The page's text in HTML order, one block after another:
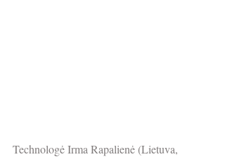
Technologė Irma Rapalienė (Lietuva,